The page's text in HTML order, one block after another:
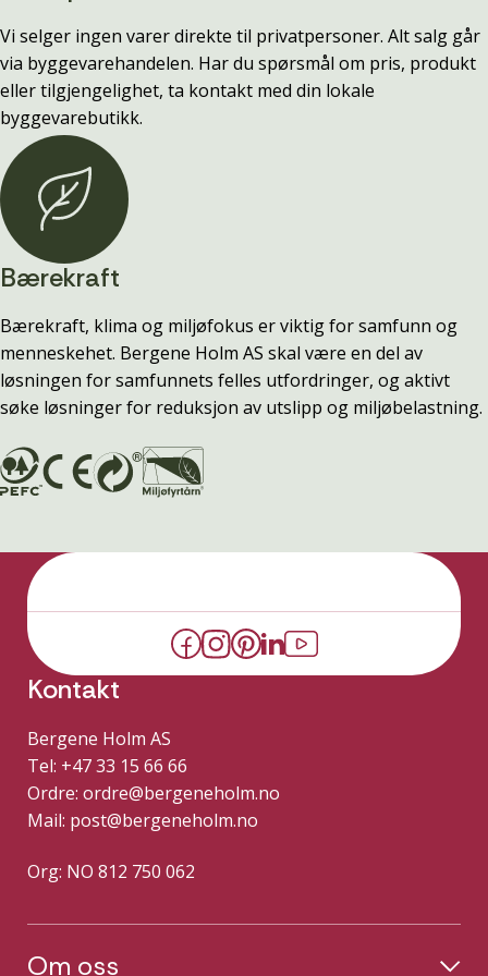
Vi selger ingen varer direkte til privatpersoner. Alt salg går
via byggevarehandelen. Har du spørsmål om pris, produkt
eller tilgjengelighet, ta kontakt med din lokale
byggevarebutikk.
Bærekraft
Bærekraft, klima og miljøfokus er viktig for samfunn og
menneskehet. Bergene Holm AS skal være en del av
løsningen for samfunnets felles utfordringer, og aktivt
søke løsninger for reduksjon av utslipp og miljøbelastning.
Kontakt
Bergene Holm AS
Tel: +47 33 15 66 66
Ordre: ordre@bergeneholm.no
Mail: post@bergeneholm.no
Org: NO 812 750 062
Om oss